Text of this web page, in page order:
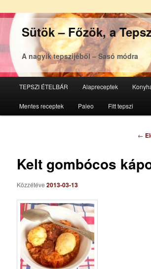
Sütök – Főzök, a
A nagyik tepszijéből – Sasó módra
Tovább
az
Tovább
a
TEPSZI ÉTELBÁR Alapreceptek
Mentes receptek Paleo Fitt tepszi
←
Kelt gombócos
Közzétéve2013-03-13